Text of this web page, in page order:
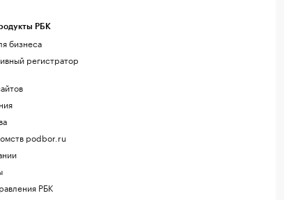
РБК
бизнеса
регистратор
podbor.ru
РБК